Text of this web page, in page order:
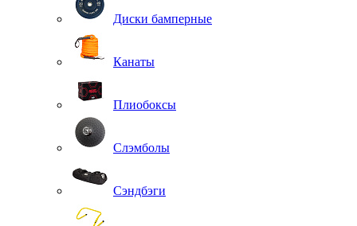
Диски бамперные
Канаты
Плиобоксы
Слэмболы
Сэндбэги